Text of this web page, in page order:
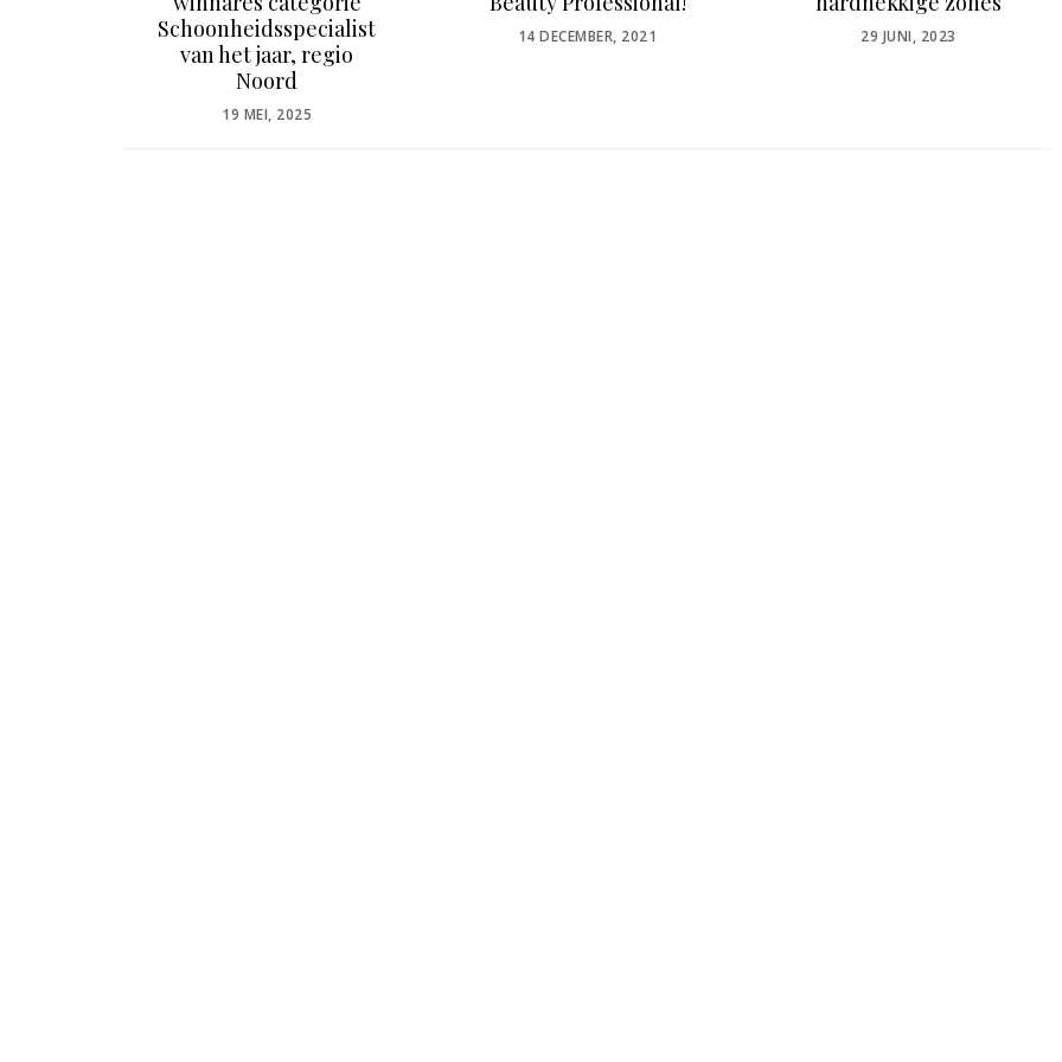
Schoonheidsspecialist
van het jaar, regio
Noord
POSTED
19 MEI, 2025
POSTED
14 DECEMBER, 2021
POSTED
29 JUNI, 2023